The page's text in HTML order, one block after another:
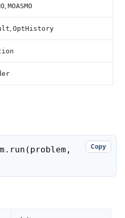
, MOASMO
, OptHistory
Copy